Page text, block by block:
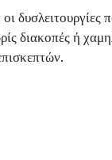
δυσλειτουργίες
διακοπές ή